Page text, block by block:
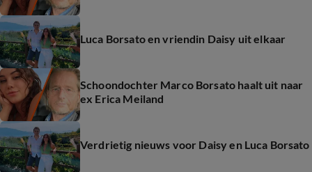
Luca Borsato en vriendin Daisy uit elkaar
Schoondochter Marco Borsato haalt uit naar
ex Erica Meiland
Verdrietig nieuws voor Daisy en Luca Borsato